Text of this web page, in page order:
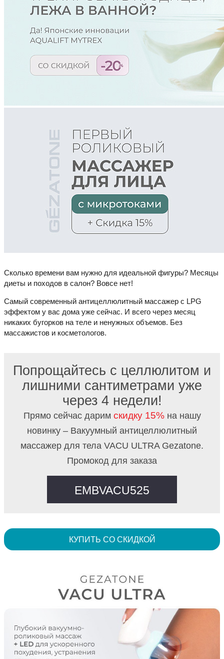
Сколько времени вам нужно для идеальной фигуры? Месяцы
диеты и походов в салон? Вовсе нет!
Самый современный антицеллюлитный массажер с LPG
эффектом у вас дома уже сейчас. И всего через месяц
никаких бугорков на теле и ненужных объемов. Без
массажистов и косметологов.
Попрощайтесь с целлюлитом и
лишними сантиметрами уже
через 4 недели!
Прямо сейчас дарим скидку 15%на нашу
новинку – Вакуумный антицеллюлитный
массажер для тела VACU ULTRA Gezatone.
Промокод для заказа
EMBVACU525
КУПИТЬ СО СКИДКОЙ